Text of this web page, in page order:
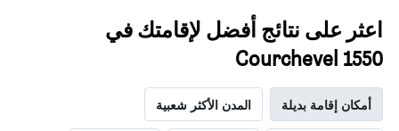
اعثر على نتائج أفضل لإقامتك في
Courchevel 1550
أمكان إقامة بديلة المدن الأكثر شعبية